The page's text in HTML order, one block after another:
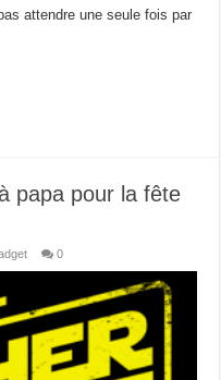
attendre une seule fois par
papa pour la fête
0